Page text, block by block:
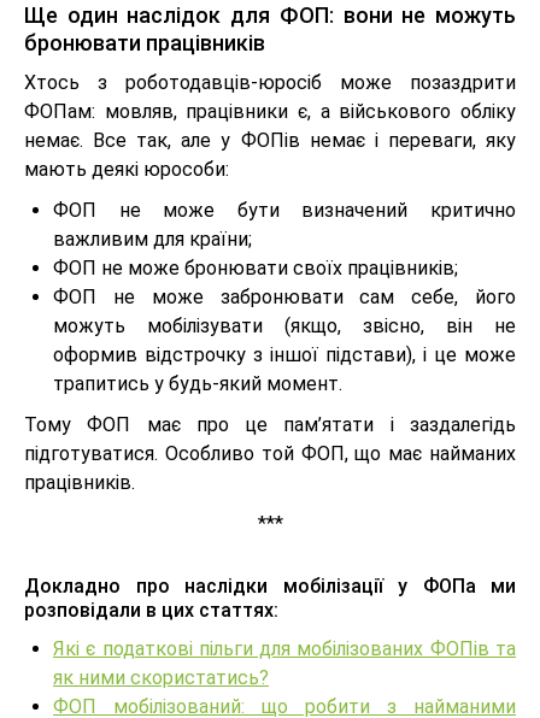
Ще один наслідок для ФОП: вони не можуть
бронювати працівників
Хтось з роботодавців-юросіб може позаздрити
ФОПам: мовляв, працівники є, а військового обліку
немає. Все так, але у ФОПів немає і переваги, яку
мають деякі юрособи:
ФОП не може бути визначений критично
важливим для країни;
ФОП не може бронювати своїх працівників;
ФОП не може забронювати сам себе, його
можуть мобілізувати (якщо, звісно, він не
оформив відстрочку з іншої підстави), і це може
трапитись у будь-який момент.
Тому ФОП має про це пам’ятати і заздалегідь
підготуватися. Особливо той ФОП, що має найманих
працівників.
***
Докладно про наслідки мобілізації у ФОПа ми
розповідали в цих статтях:
Які є податкові пільги для мобілізованих ФОПів та
як ними скористатись?
ФОП мобілізований: що робити з найманими